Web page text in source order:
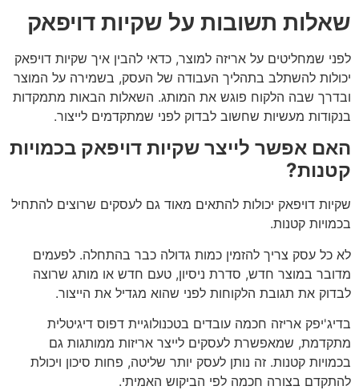
שאלות תשובות על שקיות דויפאק
לפני שמחליטים על אריזה למוצר, כדאי להבין איך שקיות דויפאק
יכולות להשתלב בתהליך העבודה של העסק, בשמירה על המוצר
ובדרך שבה הלקוח פוגש את המותג. השאלות הבאות מתמקדות
בנקודות מעשיות שחשוב לבדוק לפני שמתקדמים לייצור.
האם אפשר לייצר שקיות דויפאק בכמויות
קטנות?
שקיות דויפאק יכולות להתאים מאוד גם לעסקים שרוצים להתחיל
בכמויות קטנות.
לא כל עסק צריך להזמין כמות גדולה כבר בהתחלה. לפעמים
מדובר במוצר חדש, סדרת ניסיון, טעם חדש או מותג שרוצה
לבדוק את תגובת הלקוחות לפני שהוא מגדיל את הייצור.
בדיג'יפק אריזה חכמה עובדים בטכנולוגיית דפוס דיגיטלית
מתקדמת, שמאפשרת לעסקים לייצר אריזות ממותגות גם
בכמויות קטנות. זה נותן לעסק יותר שליטה, פחות סיכון ויכולת
להתקדם בצורה חכמה לפי הביקוש האמיתי.